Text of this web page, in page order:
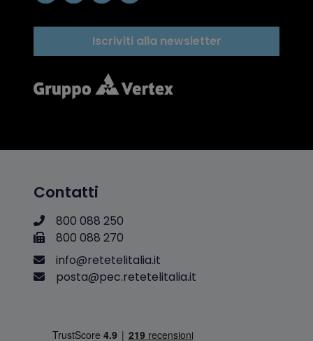
Iscriviti alla newsletter
Contatti
800 088 250
800 088 270
info@retetelitalia.it
posta@pec.retetelitalia.it